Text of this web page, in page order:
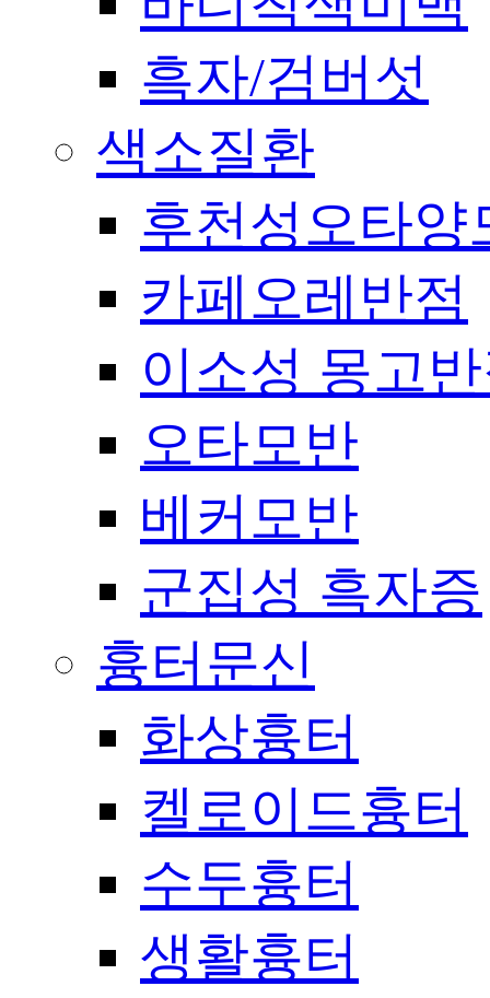
흑자/검버섯
색소질환
후천성오타양
카페오레반점
이소성 몽고
오타모반
베커모반
군집성 흑자증
흉터문신
화상흉터
켈로이드흉터
수두흉터
생활흉터